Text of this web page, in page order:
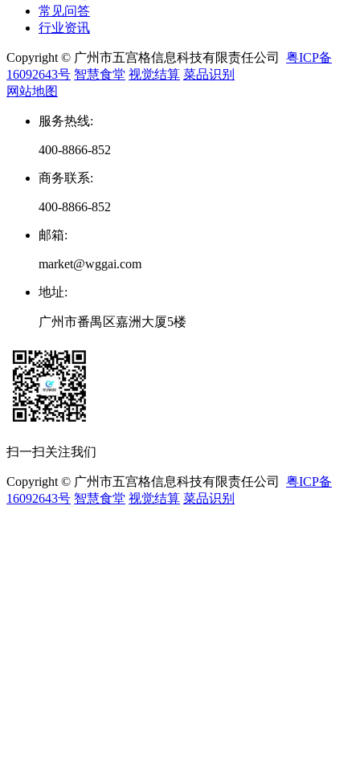
常见问答
行业资讯
Copyright © 广州市五宫格信息科技有限责任公司 粤ICP备
16092643号 智慧食堂 视觉结算 菜品识别
网站地图
服务热线:
400-8866-852
商务联系:
400-8866-852
邮箱:
market@wggai.com
地址:
广州市番禺区嘉洲大厦5楼
扫一扫关注我们
Copyright © 广州市五宫格信息科技有限责任公司 粤ICP备
16092643号 智慧食堂 视觉结算 菜品识别